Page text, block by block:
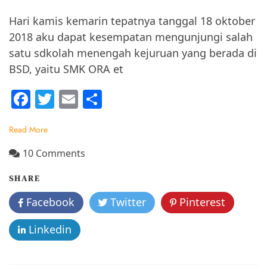
Hari kamis kemarin tepatnya tanggal 18 oktober
2018 aku dapat kesempatan mengunjungi salah
satu sdkolah menengah kejuruan yang berada di
BSD, yaitu SMK ORA et
F
c
e
b
o
o
k
T
er
E
l
Read More
10 Comments
et
LABORA
SHARE
Facebook Twitter
Pinterest
Linkedin